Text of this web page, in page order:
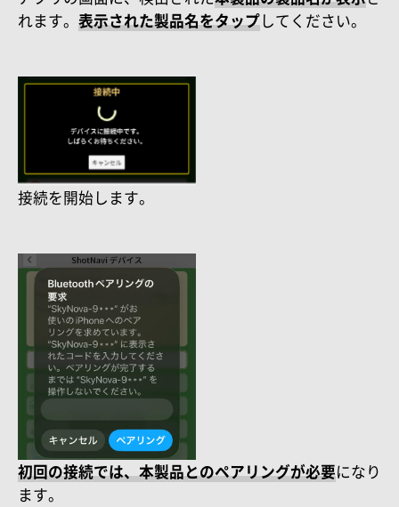
れます。 表示された製品名をタップしてください。
接続を開始します。
初回の接続では、本製品とのペアリングが必要になり
ます。